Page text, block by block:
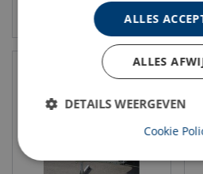
Bekijk product
ALLES
ALLES
DETAILS WEERGEVEN
Cookie